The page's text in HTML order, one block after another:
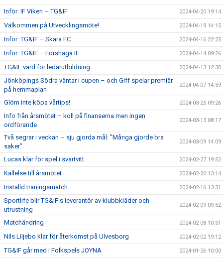
Inför: IF Viken – TG&IF 2024-04-20 19:14
Välkommen på Utvecklingsmöte! 2024-04-19 14:15
Inför: TG&IF – Skara FC 2024-04-16 22:25
Inför: TG&IF – Forshaga IF 2024-04-14 09:26
TG&IF värd för ledarutbildning 2024-04-13 12:30
Jönköpings Södra väntar i cupen – och Giff spelar premiär
på hemmaplan
2024-04-07 14:59
Glöm inte köpa vårtips! 2024-03-25 09:26
Info från årsmötet – koll på finanserna men ingen
ordförande
2024-03-13 08:17
Två segrar i veckan – sju gjorda mål: ”Många gjorde bra
saker”
2024-03-09 14:09
Lucas klar för spel i svartvitt 2024-02-27 19:52
Kallelse till årsmötet 2024-02-20 13:14
Inställd träningsmatch 2024-02-16 13:31
Sportlife blir TG&IF:s leverantör av klubbkläder och
utrustning
2024-02-09 09:52
Matchändring 2024-02-08 10:51
Nils Liljebo klar för återkomst på Ulvesborg 2024-02-02 19:12
TG&IF går med i Folkspels JOYNA 2024-01-26 10:00